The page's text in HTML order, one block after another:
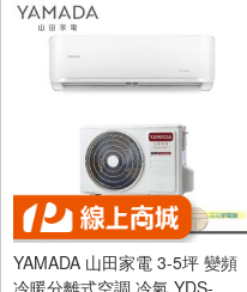
滿額折$500
YAMADA 山田家電 3-5坪 變頻
冷暖分離式空調 冷氣 YDS-